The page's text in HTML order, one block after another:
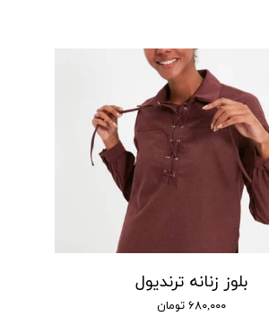
بلوز زنانه ترندیول
۶۸۰,۰۰۰ تومان